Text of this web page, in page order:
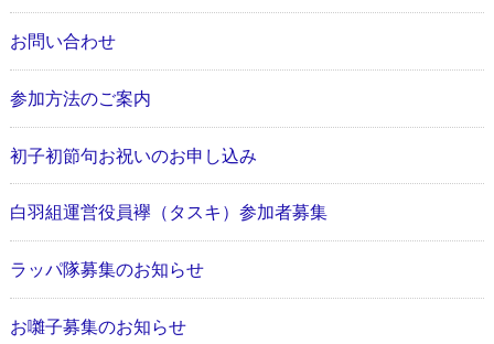
お問い合わせ
参加方法のご案内
初子初節句お祝いのお申し込み
白羽組運営役員襷（タスキ）参加者募集
ラッパ隊募集のお知らせ
お囃子募集のお知らせ